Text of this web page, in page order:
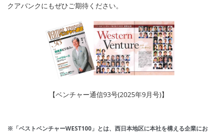
クアバンクにもぜひご期待ください。
【ベンチャー通信93号(2025年9月号)】
※「ベストベンチャーWEST100」とは、西日本地区に本社を構える企業にお